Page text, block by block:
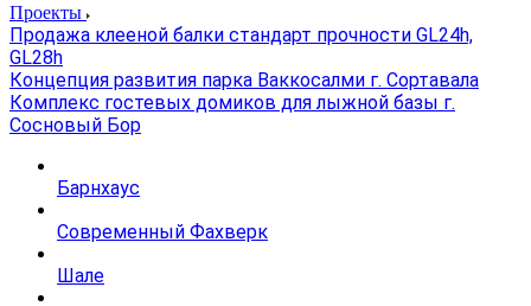
Проекты
Продажа клееной балки стандарт прочности GL24h,
GL28h
Концепция развития парка Ваккосалми г. Сортавала
Комплекс гостевых домиков для лыжной базы г.
Сосновый Бор
Барнхаус
Современный Фахверк
Шале